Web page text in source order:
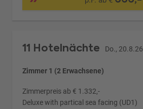
11 Hotelnächte Do., 20.8.26
Zimmer 1 (2 Erwachsene)
Zimmerpreis ab € 1.332,-
Deluxe with partical sea facing (UD1)